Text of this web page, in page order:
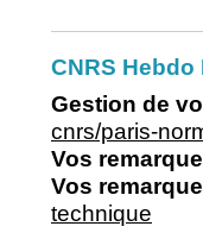
CNRS
Gestion de
cnrs/paris-
Vos
Vos
technique